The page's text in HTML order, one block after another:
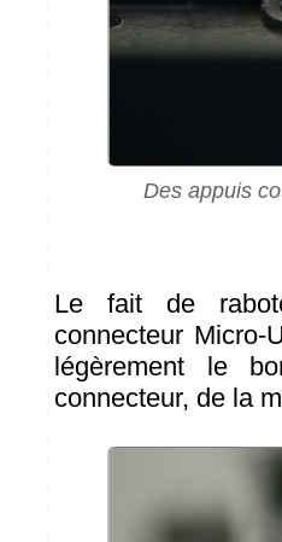
Des appuis
Le fait de
connecteur Micro-
légèrement le
connecteur, de la